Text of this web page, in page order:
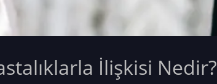
İlişkisi Nedir?